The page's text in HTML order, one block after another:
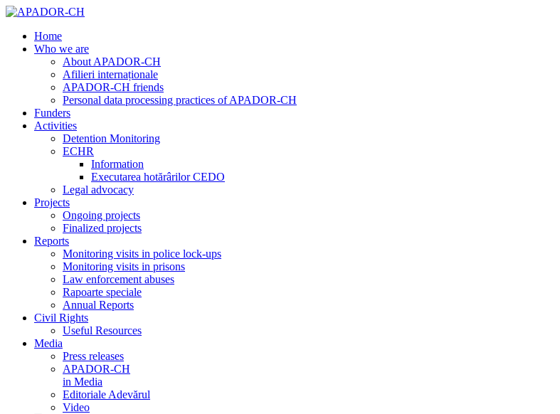
Home
Who we are
About APADOR-CH
Afilieri internaționale
APADOR-CH friends
Personal data processing practices of APADOR-CH
Funders
Activities
Detention Monitoring
ECHR
Information
Executarea hotărârilor CEDO
Legal advocacy
Projects
Ongoing projects
Finalized projects
Reports
Monitoring visits in police lock-ups
Monitoring visits in prisons
Law enforcement abuses
Rapoarte speciale
Annual Reports
Civil Rights
Useful Resources
Media
Press releases
APADOR-CH
in Media
Editoriale Adevărul
Video